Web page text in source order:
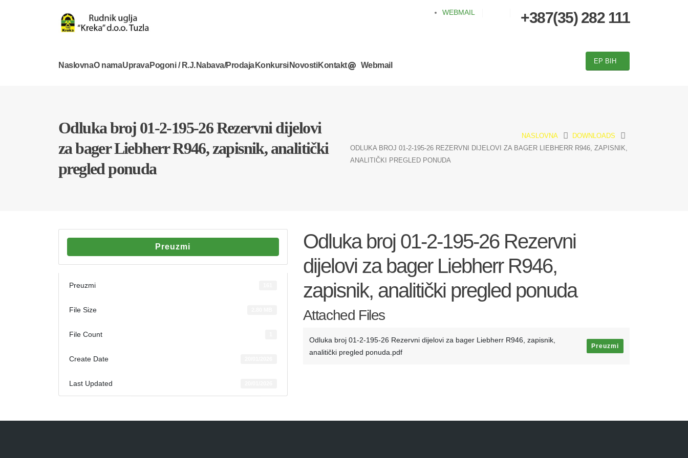
WEBMAIL +387(35) 282 111
NaslovnaO namaUprava Pogoni / R.J. Nabava/Prodaja Konkursi Novosti Kontakt Webmail EP BIH
Odluka broj 01-2-195-26 Rezervni dijelovi
za bager Liebherr R946, zapisnik, analitički
pregled ponuda
NASLOVNA
DOWNLOADS
ODLUKA BROJ 01-2-195-26 REZERVNI DIJELOVI ZA BAGER LIEBHERR R946, ZAPISNIK,
ANALITIČKI PREGLED PONUDA
Preuzmi
Preuzmi
File Size
File Count
Create Date
Last Updated
Odluka broj 01-2-195-26 Rezervni
dijelovi za bager Liebherr R946,
zapisnik, analitički pregled ponuda
Attached Files
Odluka broj 01-2-195-26 Rezervni dijelovi za bager Liebherr R946, zapisnik,
analitički pregled ponuda.pdf
Preuzmi